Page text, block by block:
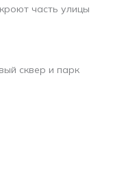
часть улицы
сквер и парк